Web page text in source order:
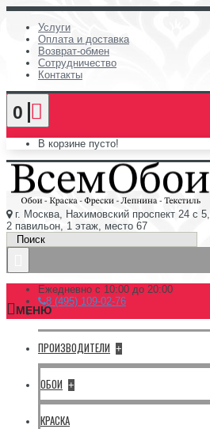
Услуги
Оплата и доставка
Возврат-обмен
Сотрудничество
Контакты
0
В корзине пусто!
г. Москва, Нахимовский проспект 24 с 5,
2 павильон, 1 этаж, место 67
Ежедневно с 10:00 до 20:00
8 (495) 109-02-76
МЕНЮ
ПРОИЗВОДИТЕЛИ +
ОБОИ +
КРАСКА